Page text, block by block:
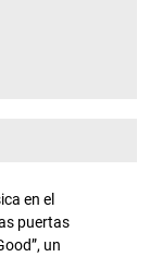
en el
puertas
un